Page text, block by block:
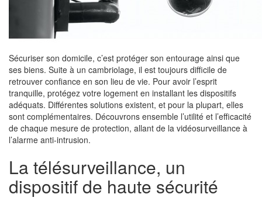
Sécuriser son domicile, c’est protéger son entourage ainsi que
ses biens. Suite à un cambriolage, il est toujours difficile de
retrouver confiance en son lieu de vie. Pour avoir l’esprit
tranquille, protégez votre logement en installant les dispositifs
adéquats. Différentes solutions existent, et pour la plupart, elles
sont complémentaires. Découvrons ensemble l’utilité et l’efficacité
de chaque mesure de protection, allant de la vidéosurveillance à
l’alarme anti-intrusion.
La télésurveillance, un
dispositif de haute sécurité